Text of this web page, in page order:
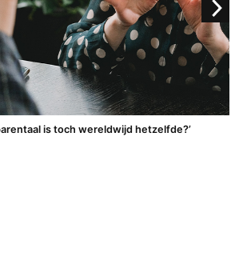
is toch wereldwijd hetzelfde?’